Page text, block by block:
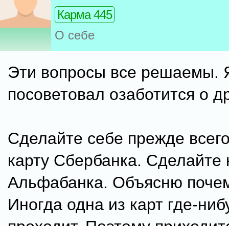
Карма 445
О себе
Эти вопросы все решаемы.
посоветовал озаботится о
Сделайте себе прежде
карту Сбербанка. Сделайте
Альфабанка. Объясню
Иногда одна из карт где-